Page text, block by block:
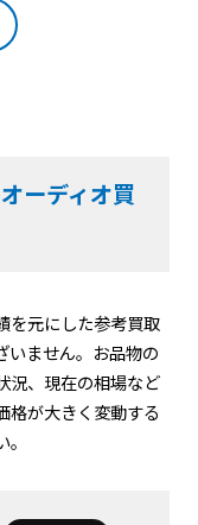
ーディオ買
を元にした参考買取
いません。お品物の
況、現在の相場など
格が大きく変動する